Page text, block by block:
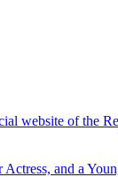
website of the
and a